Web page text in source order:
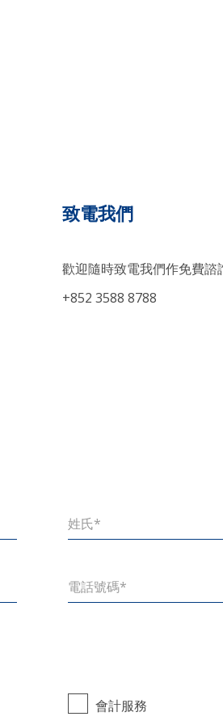
致電我們
歡迎隨時致電我們作免費諮
+852 3588 8788
會計服務